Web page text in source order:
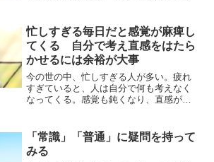
選んだ。パートナーと呼べる人がいる時
も、相手に合わせる事によ...
忙しすぎる毎日だと感覚が麻痺し
てくる 自分で考え直感をはたら
かせるには余裕が大事
今の世の中、忙しすぎる人が多い。疲れ
すぎていると、人は自分で何も考えなく
なってくる。感覚も鈍くなり、直感が働
やり方だと思うけど。支配する側からす
るとこの状況が一番やりや...
「常識」「普通」に疑問を持って
みる